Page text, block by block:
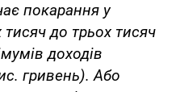
покарання у
до трьох тисяч
доходів
гривень). Або